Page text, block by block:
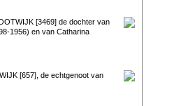
[3469] de dochter van
1956) en van Catharina
[657], de echtgenoot van